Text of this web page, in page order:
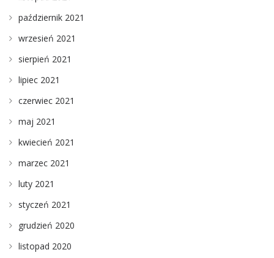
październik 2021
wrzesień 2021
sierpień 2021
lipiec 2021
czerwiec 2021
maj 2021
kwiecień 2021
marzec 2021
luty 2021
styczeń 2021
grudzień 2020
listopad 2020